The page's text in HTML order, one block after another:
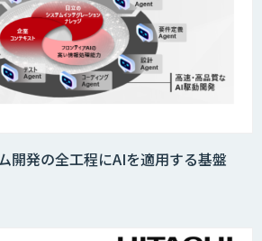
開発の全工程にAIを適用する基盤